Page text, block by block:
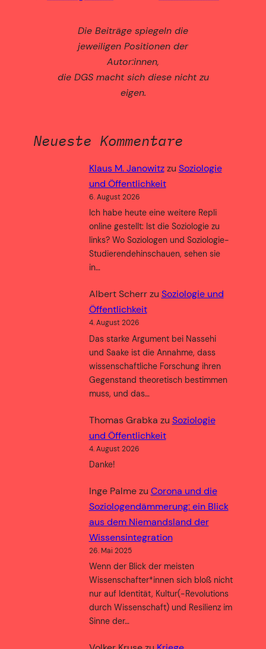
Die Beiträge spiegeln die
jeweiligen Positionen der
Autor:innen,
die DGS macht sich diese nicht zu
eigen.
Neueste Kommentare
Klaus M. Janowitzzu Soziologie
und Öffentlichkeit
6. August 2026
Ich habe heute eine weitere Repli
online gestellt: Ist die Soziologie zu
links? Wo Soziologen und Soziologie-
Studierendehinschauen, sehen sie
in…
Albert Scherrzu Soziologie und
Öffentlichkeit
4. August 2026
Das starke Argument bei Nassehi
und Saake ist die Annahme, dass
wissenschaftliche Forschung ihren
Gegenstand theoretisch bestimmen
muss, und das…
Thomas Grabka zu Soziologie
und Öffentlichkeit
4. August 2026
Danke!
Inge Palmezu Corona und die
Soziologendämmerung: ein Blick
aus dem Niemandsland der
Wissensintegration
26. Mai 2025
Wenn der Blick der meisten
Wissenschafter*innen sich bloß nicht
nur auf Identität, Kultur(-Revolutions
durch Wissenschaft) und Resilienz im
Sinne der…